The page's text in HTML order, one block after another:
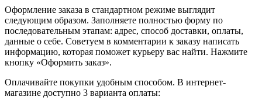
Оформление заказа в стандартном режиме выглядит
следующим образом. Заполняете полностью форму по
последовательным этапам: адрес, способ доставки, оплаты,
данные о себе. Советуем в комментарии к заказу написать
информацию, которая поможет курьеру вас найти. Нажмите
кнопку «Оформить заказ».
Оплачивайте покупки удобным способом. В интернет-
магазине доступно 3 варианта оплаты: